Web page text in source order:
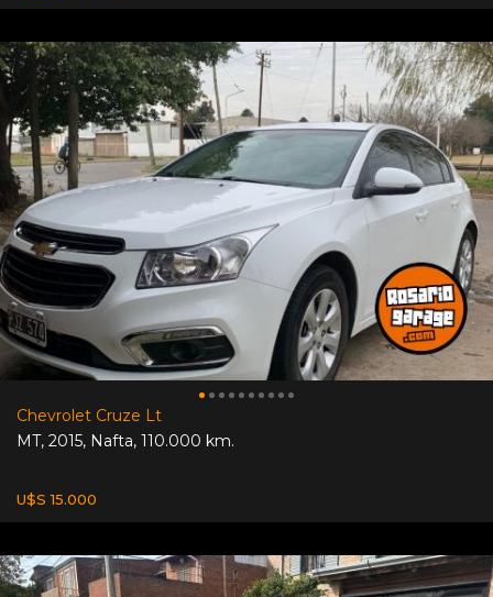
Chevrolet Cruze Lt
MT, 2015, Nafta, 110.000 km.
U$S 15.000